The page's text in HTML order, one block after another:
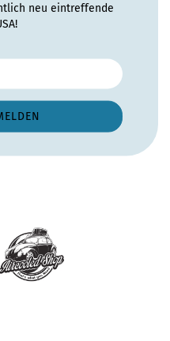
neu eintreffende